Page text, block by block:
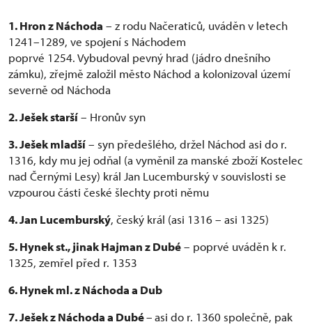
1. Hron z Náchoda – z rodu Načeraticů, uváděn v letech
1241–1289, ve spojení s Náchodem
poprvé 1254. Vybudoval pevný hrad (jádro dnešního
zámku), zřejmě založil město Náchod a kolonizoval území
severně od Náchoda
2. Ješek starší– Hronův syn
3. Ješek mladší– syn předešlého, držel Náchod asi do r.
1316, kdy mu jej odňal (a vyměnil za manské zboží Kostelec
nad Černými Lesy) král Jan Lucemburský v souvislosti se
vzpourou části české šlechty proti němu
4. Jan Lucemburský, český král (asi 1316 – asi 1325)
5. Hynek st., jinak Hajman z Dubé– poprvé uváděn k r.
1325, zemřel před r. 1353
6. Hynek ml. z Náchoda a Dub
7. Ješek z Náchoda a Dubé–asi do r. 1360 společně, pak